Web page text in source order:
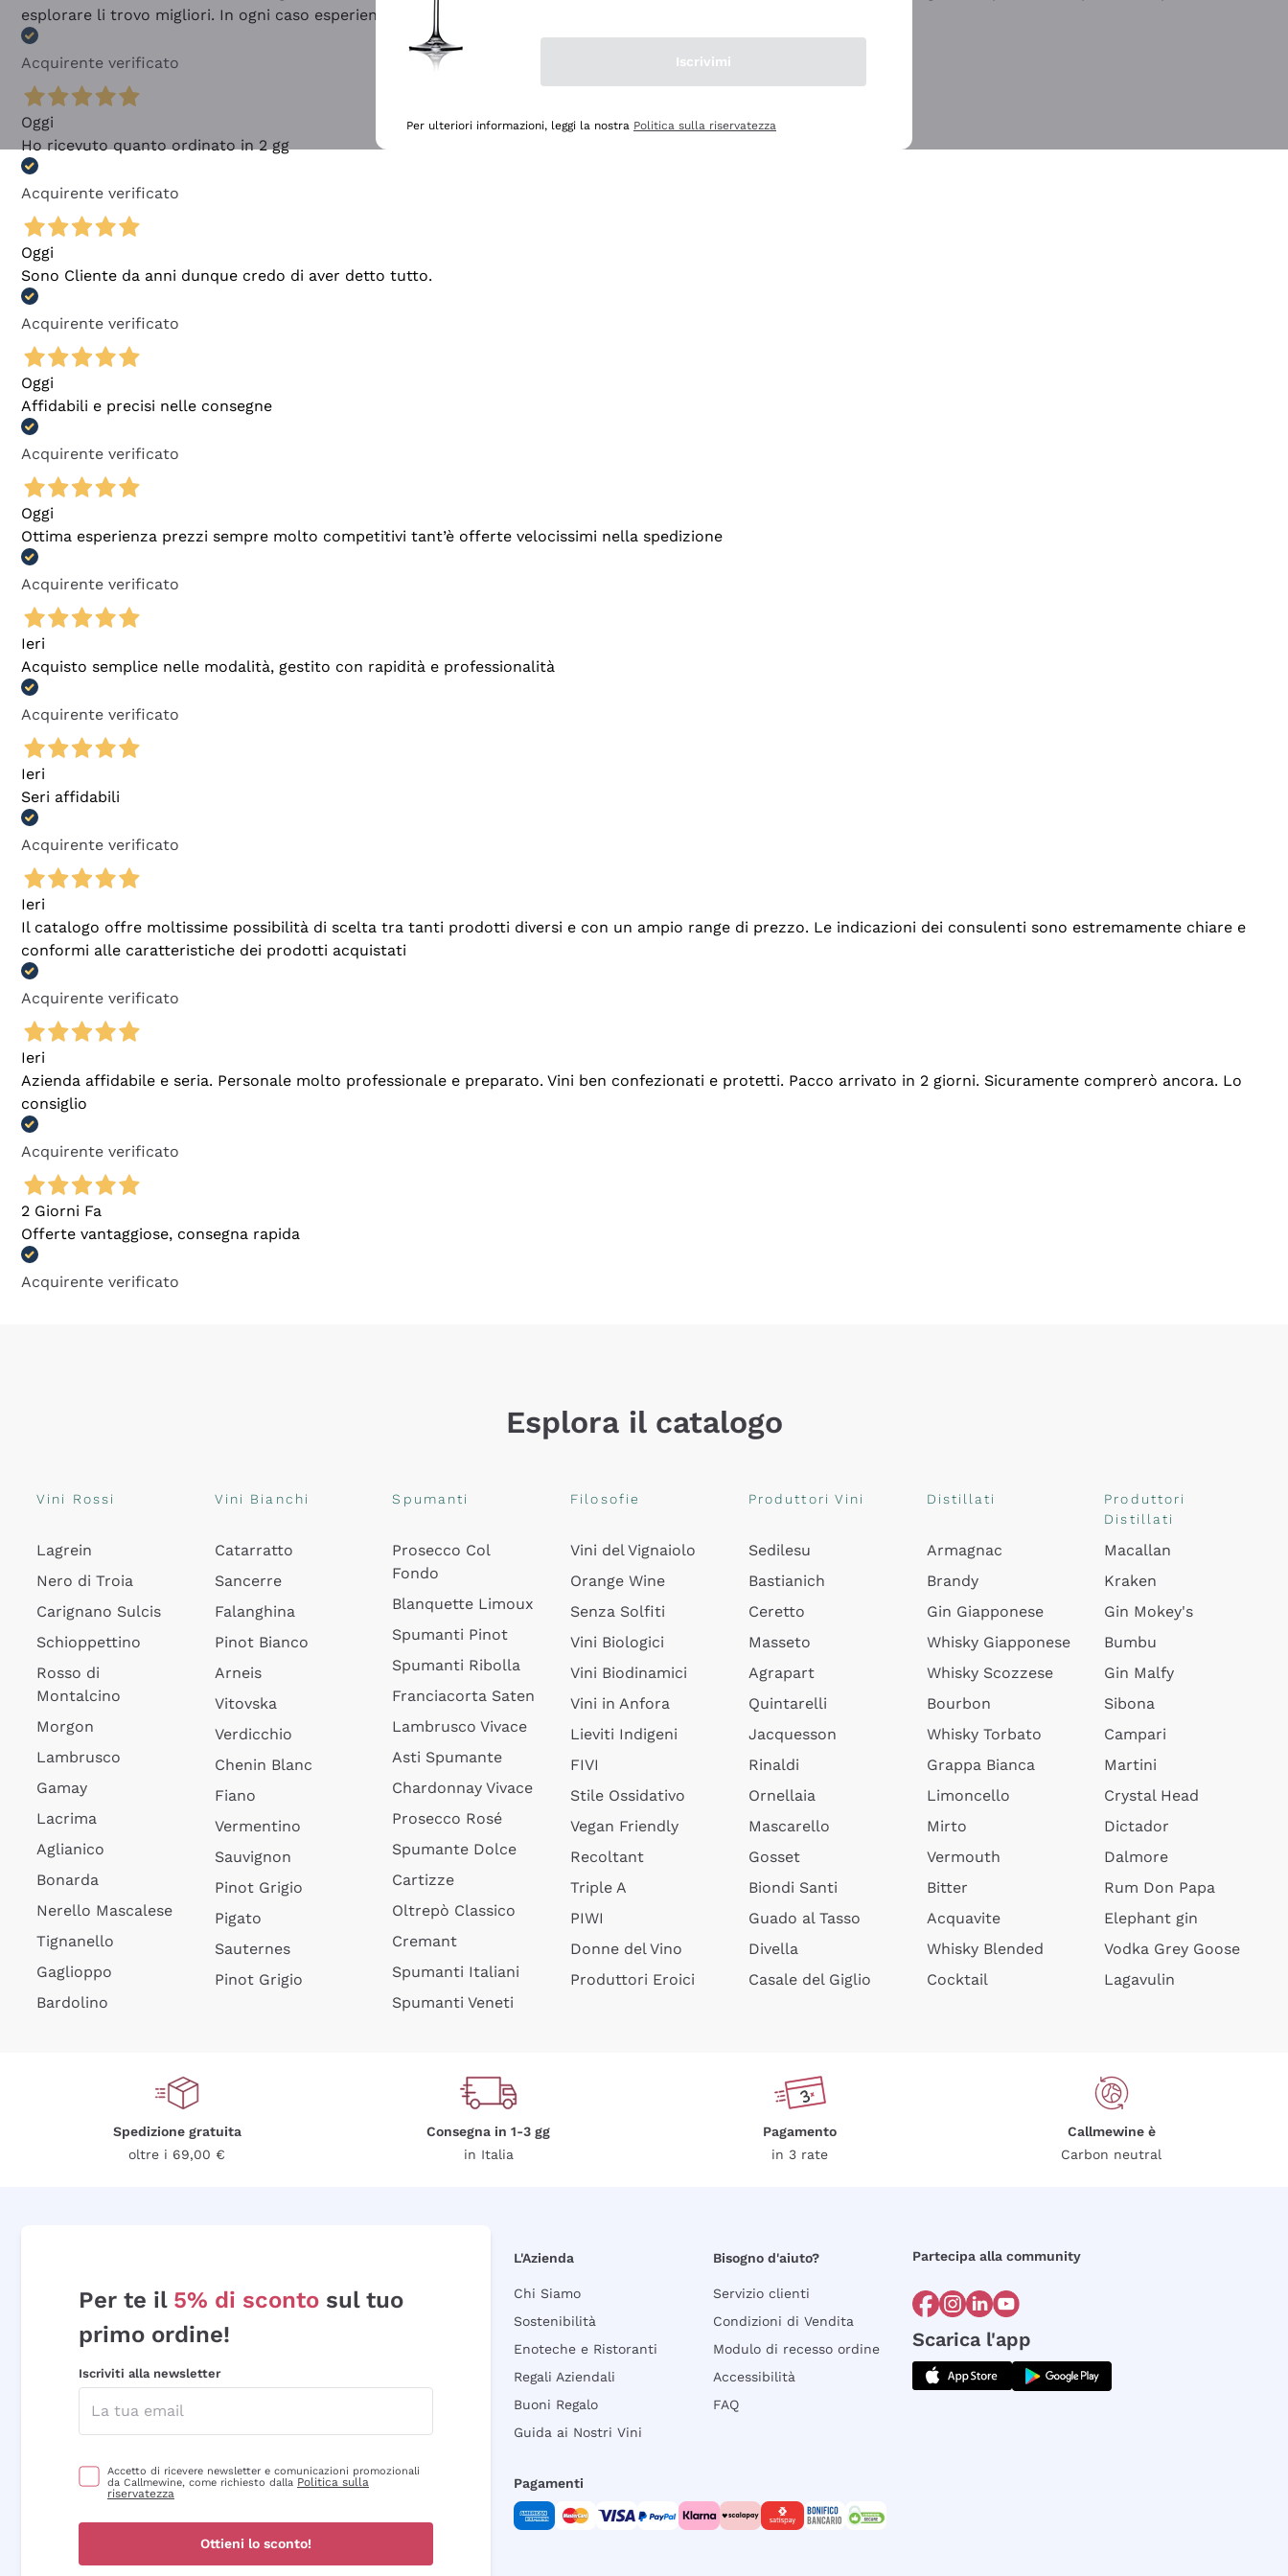
esplorare li trovo migliori. In ogni caso esperienza buona e lo consiglio! 👍
Acquirente verificato
Oggi
Ho ricevuto quanto ordinato in 2 gg
Acquirente verificato
Oggi
Sono Cliente da anni dunque credo di aver detto tutto.
Acquirente verificato
Oggi
Affidabili e precisi nelle consegne
Acquirente verificato
Oggi
Ottima esperienza prezzi sempre molto competitivi tant’è offerte velocissimi nella spedizione
Acquirente verificato
Ieri
Acquisto semplice nelle modalità, gestito con rapidità e professionalità
Acquirente verificato
Ieri
Seri affidabili
Acquirente verificato
Ieri
Il catalogo offre moltissime possibilità di scelta tra tanti prodotti diversi e con un ampio range di prezzo. Le indicazioni dei consulenti sono estremamente chiare e
conformi alle caratteristiche dei prodotti acquistati
Acquirente verificato
Ieri
Azienda affidabile e seria. Personale molto professionale e preparato. Vini ben confezionati e protetti. Pacco arrivato in 2 giorni. Sicuramente comprerò ancora. Lo
consiglio
Acquirente verificato
2 Giorni Fa
Offerte vantaggiose, consegna rapida
Acquirente verificato
Esplora il catalogo
Vini Rossi
Lagrein
Nero di Troia
Carignano Sulcis
Schioppettino
Rosso di
Montalcino
Morgon
Lambrusco
Gamay
Lacrima
Aglianico
Bonarda
Nerello Mascalese
Tignanello
Gaglioppo
Bardolino
Vini Bianchi
Catarratto
Sancerre
Falanghina
Pinot Bianco
Arneis
Vitovska
Verdicchio
Chenin Blanc
Fiano
Vermentino
Sauvignon
Pinot Grigio
Pigato
Sauternes
Pinot Grigio
Spumanti
Prosecco Col
Fondo
Blanquette Limoux
Spumanti Pinot
Spumanti Ribolla
Franciacorta Saten
Lambrusco Vivace
Asti Spumante
Chardonnay Vivace
Prosecco Rosé
Spumante Dolce
Cartizze
Oltrepò Classico
Cremant
Spumanti Italiani
Spumanti Veneti
Filosofie
Vini del Vignaiolo
Orange Wine
Senza Solfiti
Vini Biologici
Vini Biodinamici
Vini in Anfora
Lieviti Indigeni
FIVI
Stile Ossidativo
Vegan Friendly
Recoltant
Triple A
PIWI
Donne del Vino
Produttori Eroici
Produttori Vini
Sedilesu
Bastianich
Ceretto
Masseto
Agrapart
Quintarelli
Jacquesson
Rinaldi
Ornellaia
Mascarello
Gosset
Biondi Santi
Guado al Tasso
Divella
Casale del Giglio
Distillati
Armagnac
Brandy
Gin Giapponese
Whisky Giapponese
Whisky Scozzese
Bourbon
Whisky Torbato
Grappa Bianca
Limoncello
Mirto
Vermouth
Bitter
Acquavite
Whisky Blended
Cocktail
Produttori
Distillati
Macallan
Kraken
Gin Mokey's
Bumbu
Gin Malfy
Sibona
Campari
Martini
Crystal Head
Dictador
Dalmore
Rum Don Papa
Elephant gin
Vodka Grey Goose
Lagavulin
Spedizione gratuita
oltre i 69,00 €
Consegna in 1-3 gg
in Italia
Pagamento
in 3 rate
Callmewine è
Carbon neutral
Per te il 5% di sconto sul tuo
primo ordine!
Iscriviti alla newsletter
Accetto di ricevere newsletter e comunicazioni promozionali
da Callmewine, come richiesto dalla Politica sulla
riservatezza
Ottieni lo sconto!
L'Azienda
Chi Siamo
Sostenibilità
Enoteche e Ristoranti
Regali Aziendali
Buoni Regalo
Guida ai Nostri Vini
Bisogno d'aiuto?
Servizio clienti
Condizioni di Vendita
Modulo di recesso ordine
Accessibilità
FAQ
Partecipa alla community
Scarica l'app
Pagamenti
Iscrivimi
Per ulteriori informazioni, leggi la nostra Politica sulla riservatezza